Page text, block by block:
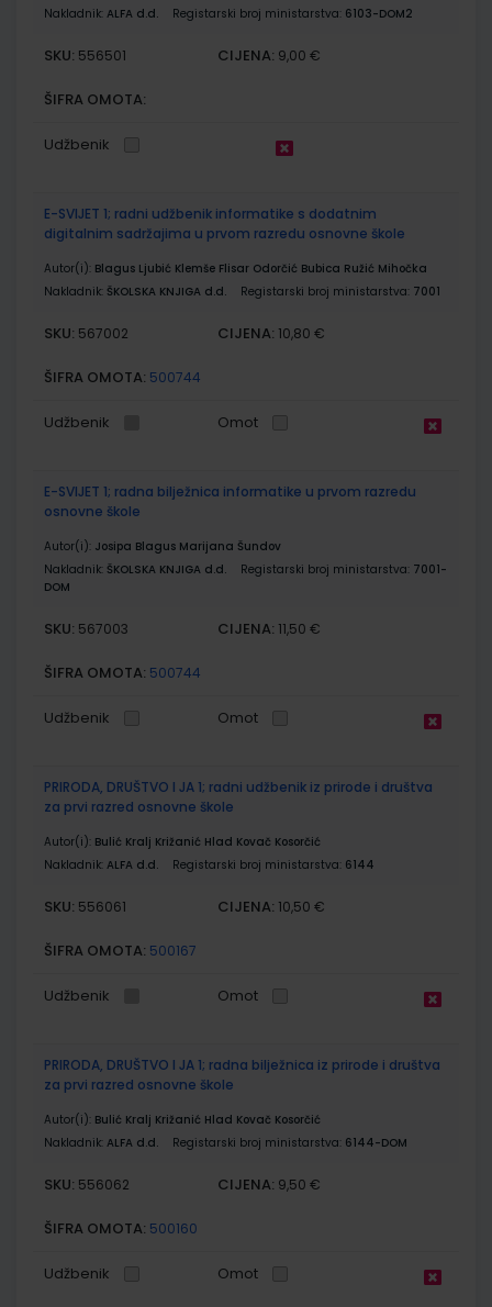
Nakladnik: ALFA d.d. Registarski broj ministarstva: 6103-DOM2
SKU: 556501 CIJENA: 9,00 €
ŠIFRA OMOTA:
Udžbenik
E-SVIJET 1; radni udžbenik informatike s dodatnim
digitalnim sadržajima u prvom razredu osnovne škole
Autor(i): Blagus Ljubić Klemše Flisar Odorčić Bubica Ružić Mihočka
Nakladnik: ŠKOLSKA KNJIGA d.d. Registarski broj ministarstva: 7001
SKU: 567002 CIJENA: 10,80 €
ŠIFRA OMOTA: 500744
Udžbenik Omot
E-SVIJET 1; radna bilježnica informatike u prvom razredu
osnovne škole
Autor(i): Josipa Blagus Marijana Šundov
Nakladnik: ŠKOLSKA KNJIGA d.d. Registarski broj ministarstva: 7001-
DOM
SKU: 567003 CIJENA: 11,50 €
ŠIFRA OMOTA: 500744
Udžbenik Omot
PRIRODA, DRUŠTVO I JA 1; radni udžbenik iz prirode i društva
za prvi razred osnovne škole
Autor(i): Bulić Kralj Križanić Hlad Kovač Kosorčić
Nakladnik: ALFA d.d. Registarski broj ministarstva: 6144
SKU: 556061 CIJENA: 10,50 €
ŠIFRA OMOTA: 500167
Udžbenik Omot
PRIRODA, DRUŠTVO I JA 1; radna bilježnica iz prirode i društva
za prvi razred osnovne škole
Autor(i): Bulić Kralj Križanić Hlad Kovač Kosorčić
Nakladnik: ALFA d.d. Registarski broj ministarstva: 6144-DOM
SKU: 556062 CIJENA: 9,50 €
ŠIFRA OMOTA: 500160
Udžbenik Omot